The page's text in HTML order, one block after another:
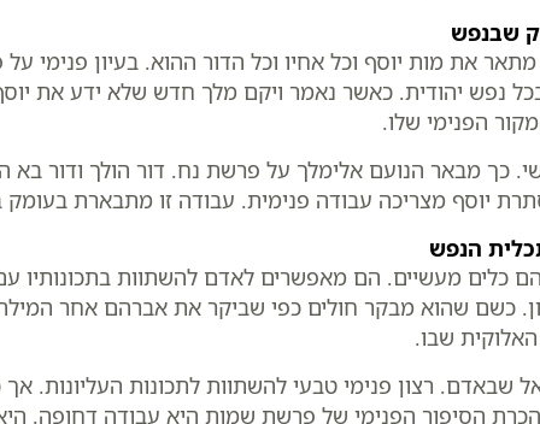
שבנפש
את מות יוסף וכל אחיו וכל הדור ההוא. בעיון פנימי על
נפש יהודית. כאשר נאמר ויקם מלך חדש שלא ידע את
הפנימי שלו.
כך מבאר הנועם אלימלך על פרשת נח. דור הולך ודור
יוסף מצריכה עבודה פנימית. עבודה זו מתבארת בעומק
הנפש
כלים מעשיים. הם מאפשרים לאדם להשתוות
כשם שהוא מבקר חולים כפי שביקר את אברהם אחר
שבו.
שבאדם. רצון פנימי טבעי להשתוות לתכונות העליונות.
הסיפור הפנימי של פרשת שמות היא עבודה דחופה.